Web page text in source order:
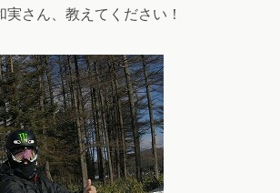
さん、教えてください！